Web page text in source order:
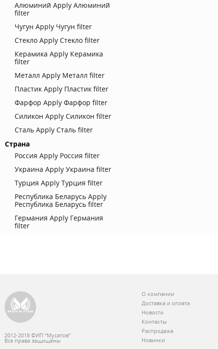
Алюминий Apply Алюминий
filter
Чугун Apply Чугун filter
Стекло Apply Стекло filter
Керамика Apply Керамика
filter
Металл Apply Металл filter
Пластик Apply Пластик filter
Фарфор Apply Фарфор filter
Силикон Apply Силикон filter
Сталь Apply Сталь filter
Страна
Россия Apply Россия filter
Украина Apply Украина filter
Турция Apply Турция filter
Республика Беларусь Apply
Республика Беларусь filter
Германия Apply Германия
filter
2012-2018 ©ИП “Мусатов”
Все права защищены
О компании
Доставка и оплата
Новости
Контакты
Распродажа
Новинки